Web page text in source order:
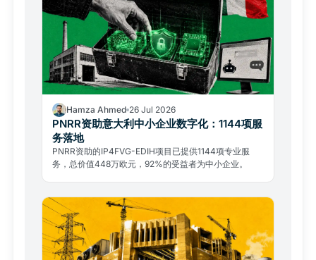
Hamza Ahmed 26 Jul 2026
PNRR资助意大利中小企业数字化：1144项服
务落地
PNRR资助的IP4FVG-EDIH项目已提供1144项专业服
务，总价值448万欧元，92%的受益者为中小企业。